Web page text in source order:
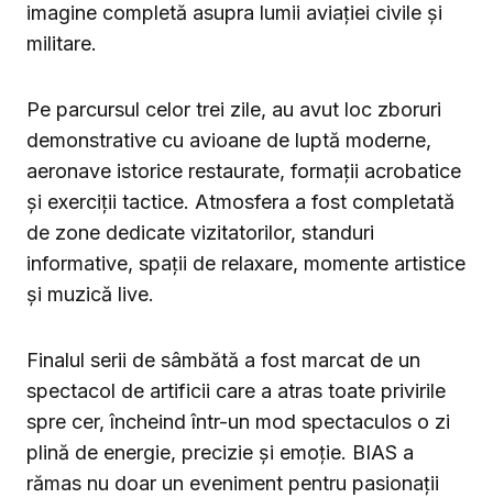
imagine completă asupra lumii aviației civile și
militare.
Pe parcursul celor trei zile, au avut loc zboruri
demonstrative cu avioane de luptă moderne,
aeronave istorice restaurate, formații acrobatice
și exerciții tactice. Atmosfera a fost completată
de zone dedicate vizitatorilor, standuri
informative, spații de relaxare, momente artistice
și muzică live.
Finalul serii de sâmbătă a fost marcat de un
spectacol de artificii care a atras toate privirile
spre cer, încheind într-un mod spectaculos o zi
plină de energie, precizie și emoție. BIAS a
rămas nu doar un eveniment pentru pasionații